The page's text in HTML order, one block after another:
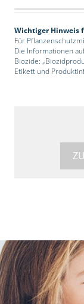
Wichtiger Hinweis
Für
Die Informationen
Biozide:
Etikett und